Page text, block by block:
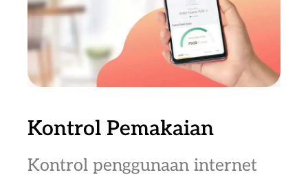
Kontrol Pemakaian
Kontrol penggunaan internet